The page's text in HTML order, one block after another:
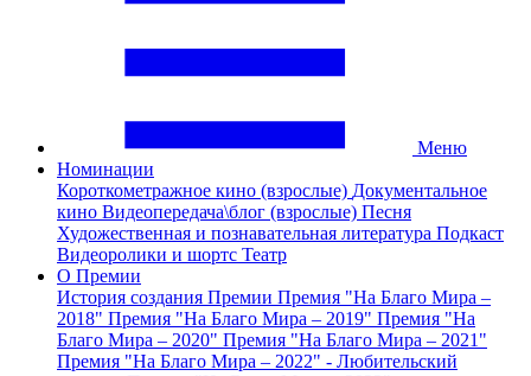
Меню
Номинации
Короткометражное кино (взрослые) Документальное
кино Видеопередача\блог (взрослые) Песня
Художественная и познавательная литература Подкаст
Видеоролики и шортс Театр
О Премии
История создания Премии Премия "На Благо Мира –
2018" Премия "На Благо Мира – 2019" Премия "На
Благо Мира – 2020" Премия "На Благо Мира – 2021"
Премия "На Благо Мира – 2022" - Любительский